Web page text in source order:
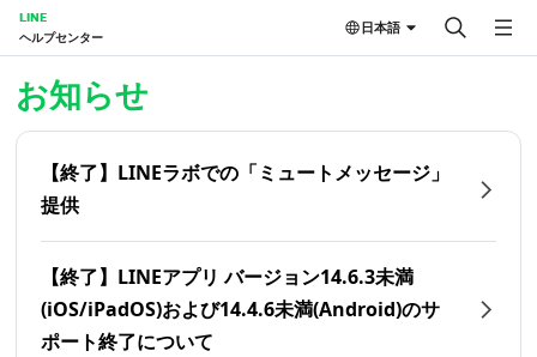
LINE
ヘルプセンター
日本語
お知らせ
【終了】LINEラボでの「ミュートメッセージ」
提供
【終了】LINEアプリ バージョン14.6.3未満
(iOS/iPadOS)および14.4.6未満(Android)のサ
ポート終了について